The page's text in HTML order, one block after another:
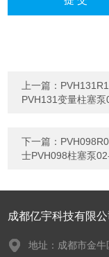
上一篇：
PVH131变量柱塞
下一篇：
士PVH098柱塞泵
成都亿宇科技有限公
地址：成都市金